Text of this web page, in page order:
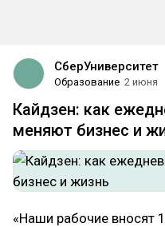
СберУниверситет
Образование 2 июня
Кайдзен: как
меняют бизнес и
«Наши рабочие вносят